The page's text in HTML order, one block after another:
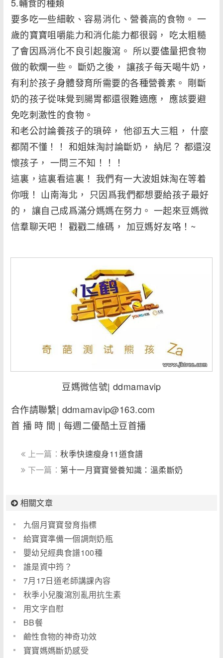
要多吃一些細軟、容易消化、營養高的食物。 一
歲的寶寶咀嚼能力和消化能力都很弱， 吃太粗糙
了會因爲消化不良引起腹瀉。 所以要儘量把食物
做的軟爛一些。 斷奶之後， 讓孩子每天喝牛奶，
有利於孩子身體發育所需要的各種營養素。 剛斷
奶的孩子從味覺到腸胃都還很難適應， 應該要避
免吃刺激性的食物。
和老公討論養孩子的瑣碎， 他卻五大三粗， 什麼
都鬧不懂！！ 和姐妹淘討論斷奶， 納尼？ 都還沒
懷孩子， 一問三不知！！！
這裏，這裏看這裏！ 我們有一大波姐妹淘在等着
你哦！ 山南海北， 只因爲我們都想要給孩子最好
的， 讓自己成爲滿分媽媽在努力。 一起來豆媽微
信羣聊天吧！ 戳戳二維碼， 加豆媽好友咯！~
豆媽微信號| ddmamavip
合作請聯繫| ddmamavip@163.com
首 播 時 間 | 每週二優酷土豆首播
上一篇：秋季快速瘦身11道食譜
下一篇： 第十一月寶寶營養知識：溫柔斷奶
相關文章
九個月寶寶發育指標
給寶寶準備一個調劑奶瓶
嬰幼兒經典食譜100種
誰是資中筠？
7月17日道老師講課內容
秋季小兒腹瀉別亂用抗生素
用文字自慰
BB餐
鹼性食物的神奇功效
寶寶媽媽斷奶感受